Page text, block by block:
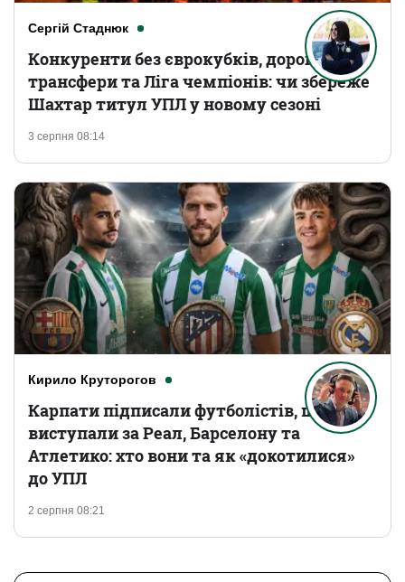
Сергій Стаднюк
3 серпня 08:14
Конкуренти без єврокубків, дорогі
трансфери та Ліга чемпіонів: чи збереже
Шахтар титул УПЛ у новому сезоні
Кирило Круторогов
2 серпня 08:21
Карпати підписали футболістів, що
виступали за Реал, Барселону та
Атлетико: хто вони та як «докотилися»
до УПЛ